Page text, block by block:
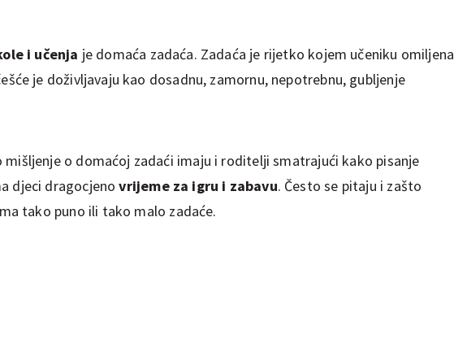
i učenja je domaća zadaća. Zadaća je rijetko kojem učeniku omiljena
je doživljavaju kao dosadnu, zamornu, nepotrebnu, gubljenje
mišljenje o domaćoj zadaći imaju i roditelji smatrajući kako pisanje
djeci dragocjenovrijeme za igru i zabavu. Često se pitaju i zašto
tako puno ili tako malo zadaće.